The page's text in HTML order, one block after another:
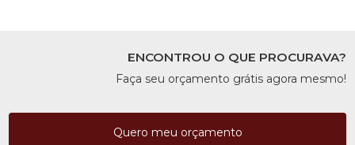
ENCONTROU O QUE PROCURAVA?
Faça seu orçamento grátis agora mesmo!
Quero meu orçamento